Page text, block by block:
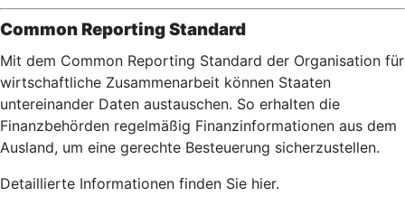
Common Reporting Standard
Mit dem Common Reporting Standard der Organisation für
wirtschaftliche Zusammenarbeit können Staaten
untereinander Daten austauschen. So erhalten die
Finanzbehörden regelmäßig Finanzinformationen aus dem
Ausland, um eine gerechte Besteuerung sicherzustellen.
Detaillierte Informationen finden Sie hier.